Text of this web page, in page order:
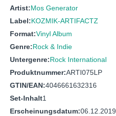
Artist:Mos Generator
Label:KOZMIK-ARTIFACTZ
Format:Vinyl Album
Genre:Rock & Indie
Untergenre:Rock International
Produktnummer:ARTI075LP
GTIN/EAN:4046661632316
Set-Inhalt1
Erscheinungsdatum:06.12.2019